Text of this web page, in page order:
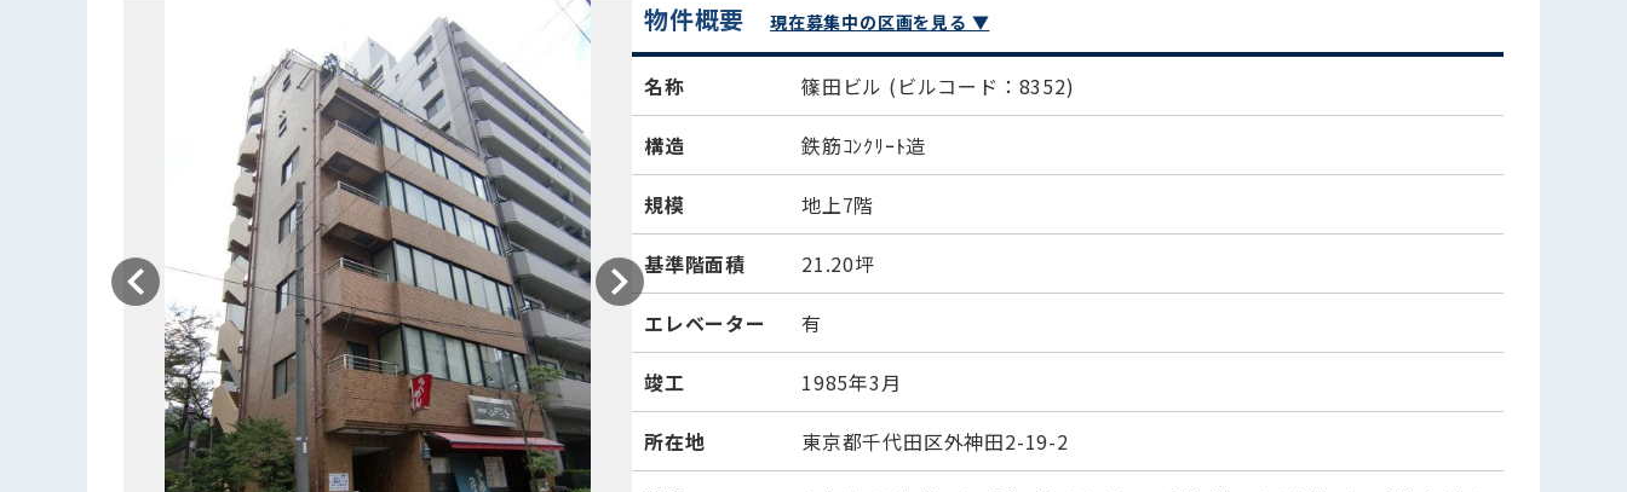
物件概要 現在募集中の区画を見る ▼
名称 篠田ビル (ビルコード：8352)
構造 鉄筋ｺﾝｸﾘｰﾄ造
規模 地上7階
基準階面積 21.20坪
エレベーター 有
竣工 1985年3月
所在地 東京都千代田区外神田2-19-2